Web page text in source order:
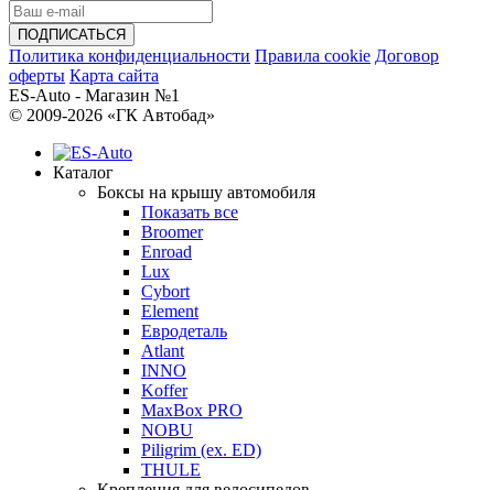
Политика конфиденциальности Правила cookie Договор
оферты Карта сайта
ES-Auto - Магазин №1
© 2009-2026 «ГК Автобад»
Каталог
Боксы на крышу автомобиля
Показать все
Broomer
Enroad
Lux
Cybort
Element
Евродеталь
Atlant
INNO
Koffer
MaxBox PRO
NOBU
Piligrim (ex. ED)
THULE